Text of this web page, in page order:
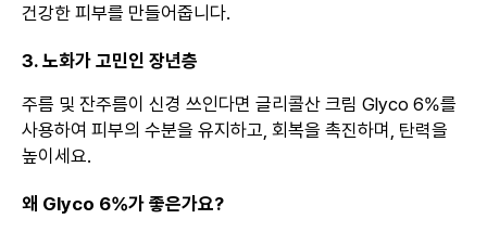
건강한 피부를 만들어줍니다.
3. 노화가 고민인 장년층
주름 및 잔주름이 신경 쓰인다면 글리콜산 크림 Glyco 6%를
사용하여 피부의 수분을 유지하고, 회복을 촉진하며, 탄력을
높이세요.
왜 Glyco 6%가 좋은가요?